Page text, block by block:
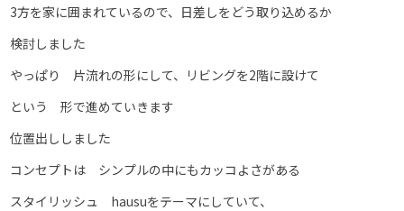
3方を家に囲まれているので、日差しをどう取り込めるか
検討しました
やっぱり 片流れの形にして、リビングを2階に設けて
という 形で進めていきます
位置出ししました
コンセプトは シンプルの中にもカッコよさがある
スタイリッシュ hausuをテーマにしていて、